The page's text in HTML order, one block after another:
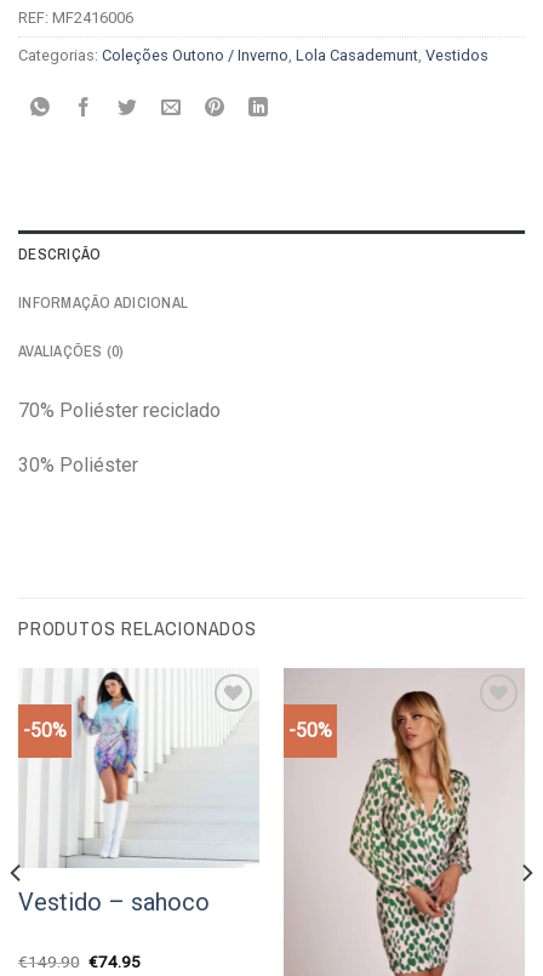
REF: MF2416006
Categorias: Coleções Outono / Inverno Lola Casademunt Vestidos
DESCRIÇÃO
INFORMAÇÃO ADICIONAL
AVALIAÇÕES (0)
70% Poliéster reciclado
30% Poliéster
PRODUTOS RELACIONADOS
-50%
Add to
wishlist
Vestido – sahoco
€149.90 O
€74.95O
-50%